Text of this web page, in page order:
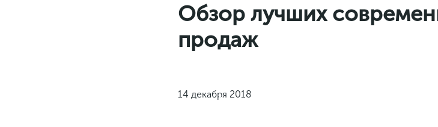
Обзор лучших
продаж
14 декабря 2018